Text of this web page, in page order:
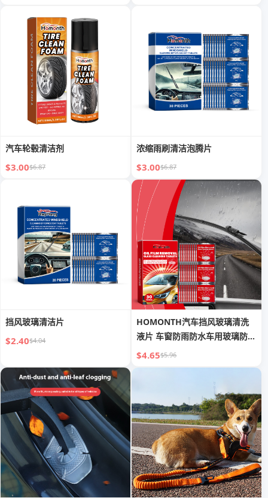
汽车轮毂清洁剂
$3.00$6.87
浓缩雨刷清洁泡腾片
$3.00$6.87
挡风玻璃清洁片
$2.40$4.04
HOMONTH汽车挡风玻璃清洗
液片 车窗防雨防水车用玻璃防雾
清洁液片
$4.65$5.96